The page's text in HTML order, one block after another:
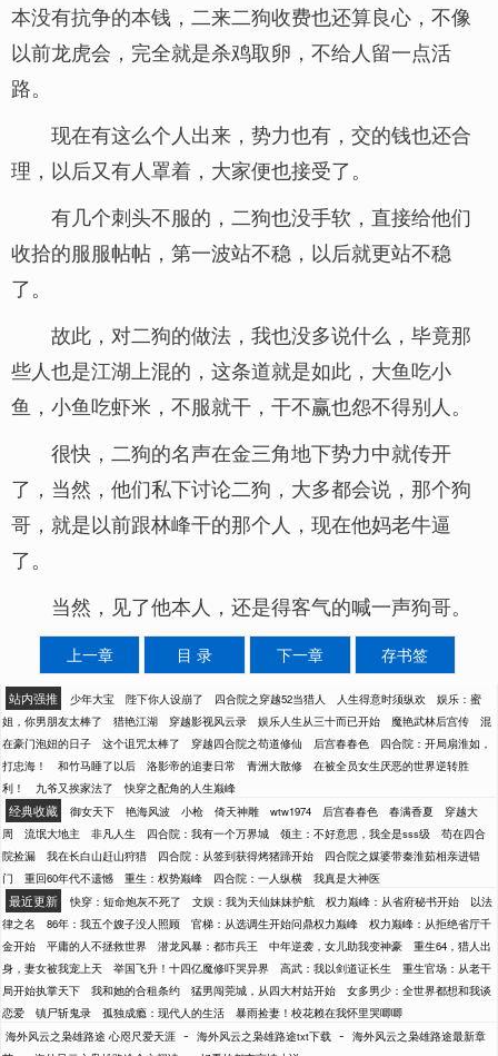
本没有抗争的本钱，二来二狗收费也还算良心，不像
以前龙虎会，完全就是杀鸡取卵，不给人留一点活
路。
现在有这么个人出来，势力也有，交的钱也还合
理，以后又有人罩着，大家便也接受了。
有几个刺头不服的，二狗也没手软，直接给他们
收拾的服服帖帖，第一波站不稳，以后就更站不稳
了。
故此，对二狗的做法，我也没多说什么，毕竟那
些人也是江湖上混的，这条道就是如此，大鱼吃小
鱼，小鱼吃虾米，不服就干，干不赢也怨不得别人。
很快，二狗的名声在金三角地下势力中就传开
了，当然，他们私下讨论二狗，大多都会说，那个狗
哥，就是以前跟林峰干的那个人，现在他妈老牛逼
了。
当然，见了他本人，还是得客气的喊一声狗哥。
上一章 目 录 下一章 存书签
站内强推 少年大宝 陛下你人设崩了 四合院之穿越52当猎人 人生得意时须纵欢
娱乐：蜜
姐，你男朋友太棒了
猎艳江湖 穿越影视风云录 娱乐人生从三十而已开始 魔艳武林后宫传
混
在豪门泡妞的日子
这个诅咒太棒了 穿越四合院之苟道修仙 后宫春春色
四合院：开局扇淮如，
打忠海！
和竹马睡了以后 洛影帝的追妻日常 青洲大散修
在被全员女生厌恶的世界逆转胜
利！
九爷又挨家法了 快穿之配角的人生巅峰
经典收藏 御女天下 艳海风波 小枪 倚天神雕 wtw1974 后宫春春色 春满香夏
穿越大
周
流氓大地主 非凡人生 四合院：我有一个万界城 领主：不好意思，我全是sss级
苟在四合
院捡漏
我在长白山赶山狩猎 四合院：从签到获得烤猪蹄开始
四合院之媒婆带秦淮茹相亲进错
门
重回60年代不遗憾 重生：权势巅峰 四合院：一人纵横 我真是大神医
最近更新 快穿：短命炮灰不死了 文娱：我为天仙妹妹护航 权力巅峰：从省府秘书开始
以法
律之名
86年：我五个嫂子没人照顾 官梯：从选调生开始问鼎权力巅峰
权力巅峰：从拒绝省厅千
金开始
平庸的人不拯救世界 潜龙风暴：都市兵王 中年逆袭，女儿助我变神豪
重生64，猎人出
身，妻女被我宠上天
举国飞升！十四亿魔修吓哭异界 高武：我以剑道证长生
重生官场：从老干
局开始执掌天下
我和她的合租条约 猛男闯莞城，从四大村姑开始
女多男少：全世界都想和我谈
恋爱
镇尸斩鬼录 孤独成瘾：现代人的生活
暴雨捡妻！校花赖在我怀里哭唧唧
海外风云之枭雄路途 心咫尺爱天涯 - 海外风云之枭雄路途txt下载 - 海外风云之枭雄路途最新章